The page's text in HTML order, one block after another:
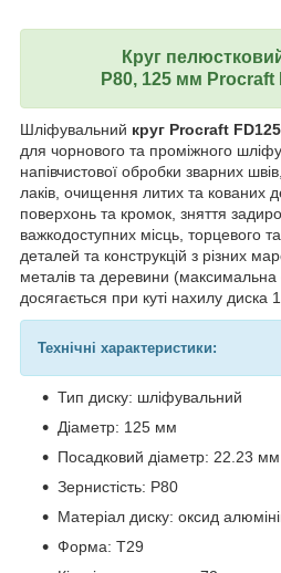
Круг
Р80, 125 мм Procraft
Шліфувальний круг Procraft
для чорнового та проміжного
напівчистової обробки зварних
лаків, очищення литих та кованих
поверхонь та кромок, зняття
важкодоступних місць, торцевого
деталей та конструкцій з різних
металів та деревини (максимальна
досягається при куті нахилу диска
Технічні характеристики:
Тип диску: шліфувальний
Діаметр: 125 мм
Посадковий діаметр: 22.23 мм
Зернистість: Р80
Матеріал диску: оксид
Форма: T29